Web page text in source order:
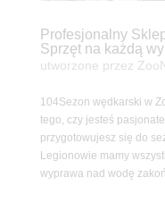
Profesjonalny
Sprzęt na każdą
utworzone przez
104Sezon wędkarski w
tego, czy jesteś
przygotowujesz się do
Legionowie mamy
wyprawa nad wodę